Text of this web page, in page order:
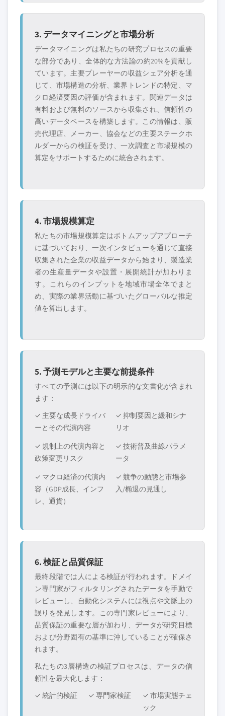
3. データマイニングと市場分析
データマイニングは私たちの研究プロセスの重要
な部分であり、全体的な方法論の約20%を貢献し
ています。主要プレーヤーの収益シェア分析を通
じて、市場構造の分析、業界トレンドの特定、マ
クロ経済要因の評価が含まれます。関連データは
有料および無料のソースから収集され、信頼性の
高いデータベースを構築します。この情報は、販
売代理店、メーカー、協会などの主要ステークホ
ルダーからの検証を受け、一次調査と市場規模の
算定をサポートするために統合されます。
4. 市場規模算定
私たちの市場規模算定はボトムアップアプローチ
に基づいており、一次インタビューを通じて直接
収集された企業の収益データから始まり、製造業
者の生産量データや設置・展開統計が加わりま
す。これらのインプットを地域市場全体でまと
め、実際の業界活動に基づいたグローバルな推定
値を算出します。
5. 予測モデルと主要な前提条件
すべての予測には以下の明示的な文書化が含まれ
ます：
✓ 主要な成長ドライバ
ーとその代演内容
✓ 抑制要因と緩和シナ
リオ
✓ 規制上の代演内容と
政策変更リスク
✓ 技術普及曲線パラメ
ータ
✓ マクロ経済の代演内
容（GDP成長、インフ
レ、通貨）
✓ 競争の動態と市場参
入/椭退の見通し
6. 検証と品質保証
最終段階では人による検証が行われます。ドメイ
ン専門家がフィルタリングされたデータを手動で
レビューし、自動化システムには視点や文脈上の
誤りを発見します。この専門家レビューにより、
品質保証の重要な層が加わり、データが研究目標
および分野固有の基準に沖していることが確保さ
れます。
私たちの3層構造の検証プロセスは、データの信
頼性を最大化します：
✓ 統計的検証
✓ 専門家検証
✓ 市場実態チェ
ック